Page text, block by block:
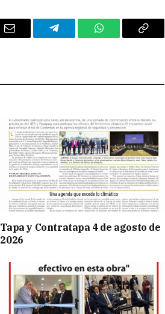
Email Telegram WhatsAppCopy
Tapa y Contratapa 4 de agosto de
2026